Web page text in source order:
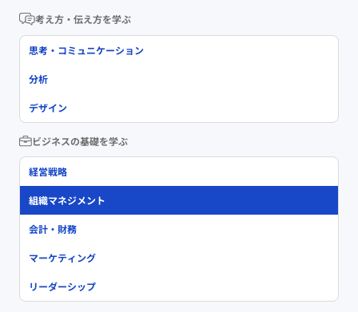
考え方・伝え方を学ぶ
思考・コミュニケーション
分析
デザイン
ビジネスの基礎を学ぶ
経営戦略
組織マネジメント
会計・財務
マーケティング
リーダーシップ